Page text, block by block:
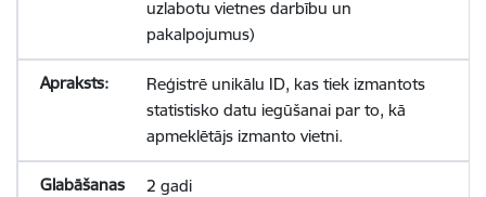
uzlabotu vietnes darbību un
pakalpojumus)
Reģistrē unikālu ID, kas tiek izmantots
statistisko datu iegūšanai par to, kā
apmeklētājs izmanto vietni.
2 gadi